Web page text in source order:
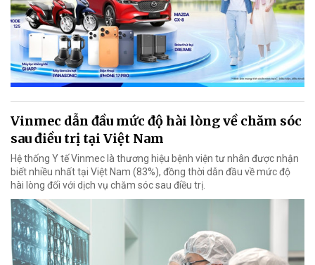
Vinmec dẫn đầu mức độ hài lòng về chăm sóc
sau điều trị tại Việt Nam
Hệ thống Y tế Vinmec là thương hiệu bệnh viện tư nhân được nhận
biết nhiều nhất tại Việt Nam (83%), đồng thời dẫn đầu về mức độ
hài lòng đối với dịch vụ chăm sóc sau điều trị.